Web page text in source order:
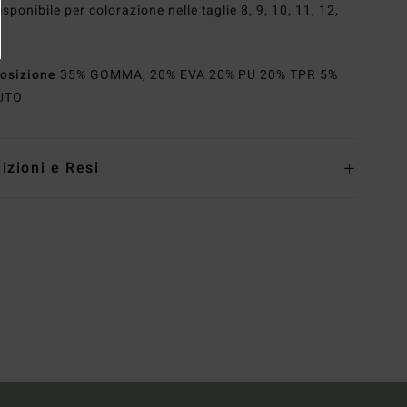
Disponibile per colorazione nelle taglie 8, 9, 10, 11, 12,
35% GOMMA, 20% EVA 20% PU 20% TPR 5%
e Resi